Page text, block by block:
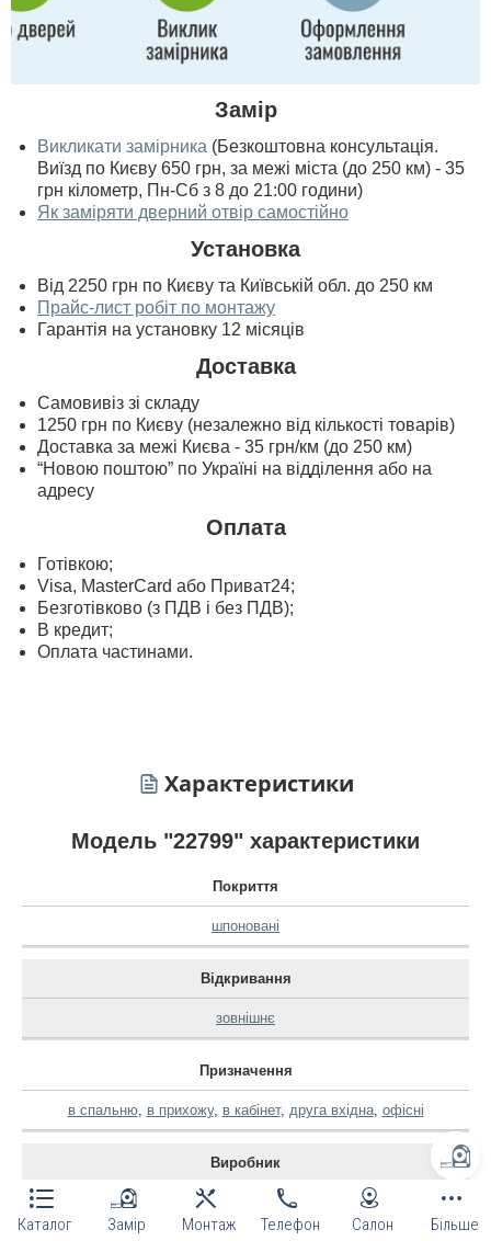
Каталог Замір Монтаж Телефон Салон Більше
Замір
Викликати замірника (Безкоштовна консультація.
Виїзд по Києву 650 грн, за межі міста (до 250 км) - 35
грн кілометр, Пн-Сб з 8 до 21:00 години)
Як заміряти дверний отвір самостійно
Установка
Від 2250 грн по Києву та Київській обл. до 250 км
Прайс-лист робіт по монтажу
Гарантія на установку 12 місяців
Доставка
Самовивіз зі складу
1250 грн по Києву (незалежно від кількості товарів)
Доставка за межі Києва - 35 грн/км (до 250 км)
“Новою поштою” по Україні на відділення або на
адресу
Оплата
Готівкою;
Visa, MasterСard або Приват24;
Безготівково (з ПДВ і без ПДВ);
В кредит;
Оплата частинами.
Характеристики
Модель "22799" характеристики
Покриття
шпоновані
Відкривання
зовнішнє
Призначення
в спальню, в прихожу, в кабінет, друга вхідна, офісні
Виробник